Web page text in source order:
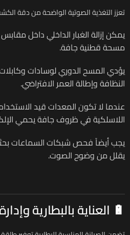
تعزز التغذية الصوتية الواضحة من دقة
يمكن إزالة الغبار الداخلي داخل
مسحة قطنية جافة.
يؤدي المسح الدوري لوسادات
النظافة وإطالة العمر الافتراضي.
عندما لا تكون المعدات قيد
اللاسلكية في ظروف جافة يحمي
يجب أيضاً فحص شبكات السماعات
يقلل من وضوح الصوت.
🔋 العناية بالبطارية